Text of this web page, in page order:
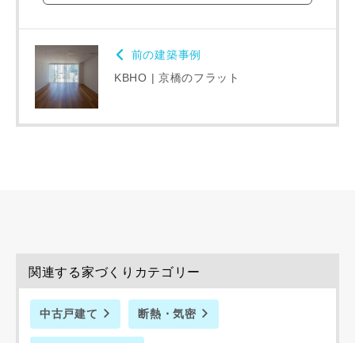
前の建築事例
KBHO | 京橋のフラット
関連する家づくりカテゴリー
中古戸建て 断熱・気密